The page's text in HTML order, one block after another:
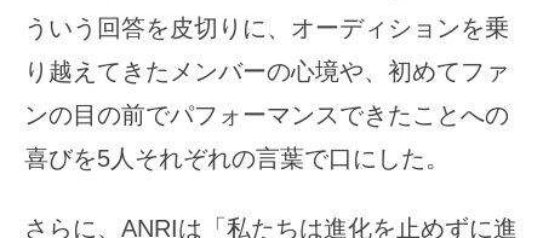
ういう回答を皮切りに、オーディションを乗
り越えてきたメンバーの心境や、初めてファ
ンの目の前でパフォーマンスできたことへの
喜びを5人それぞれの言葉で口にした。
さらに、ANRIは「私たちは進化を止めずに進